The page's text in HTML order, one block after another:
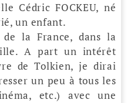
Cédric FOCKEU, né
un enfant.
la France, dans la
A part un intérêt
de Tolkien, je dirai
un peu à tous les
etc.) avec une